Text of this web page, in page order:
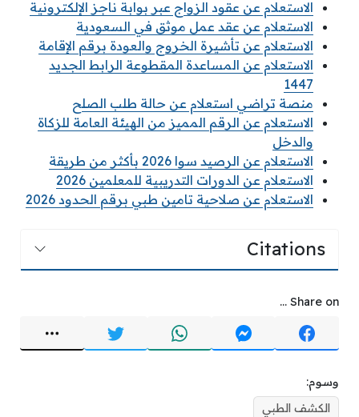
الاستعلام عن عقود الزواج عبر بوابة ناجز الإلكترونية
الاستعلام عن عقد عمل موثق في السعودية
الاستعلام عن تأشيرة الخروج والعودة برقم الإقامة
الاستعلام عن المساعدة المقطوعة الرابط الجديد
1447
منصة تراضي استعلام عن حالة طلب الصلح
الاستعلام عن الرقم المميز من الهيئة العامة للزكاة
والدخل
الاستعلام عن الرصيد سوا 2026 بأكثر من طريقة
الاستعلام عن الدورات التدريبية للمعلمين 2026
الاستعلام عن صلاحية تامين طبي برقم الحدود 2026
Citations
Share on ...
وسوم:
الكشف الطبي